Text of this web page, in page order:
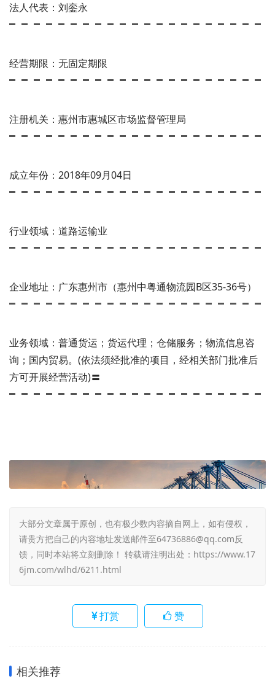
法人代表：刘銮永
经营期限：无固定期限
注册机关：惠州市惠城区市场监督管理局
成立年份：2018年09月04日
行业领域：道路运输业
企业地址：广东惠州市（惠州中粤通物流园B区35-36号）
业务领域：普通货运；货运代理；仓储服务；物流信息咨
询；国内贸易。(依法须经批准的项目，经相关部门批准后
方可开展经营活动)〓
大部分文章属于原创，也有极少数内容摘自网上，如有侵权，
请贵方把自己的内容地址发送邮件至64736886@qq.com反
馈，同时本站将立刻删除！ 转载请注明出处： https://www.17
6jm.com/wlhd/6211.html
打赏 赞
相关推荐